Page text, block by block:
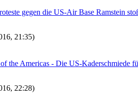
gegen die US-Air Base Ramstein
21:35)
the Americas - Die US-Kaderschmiede
22:28)